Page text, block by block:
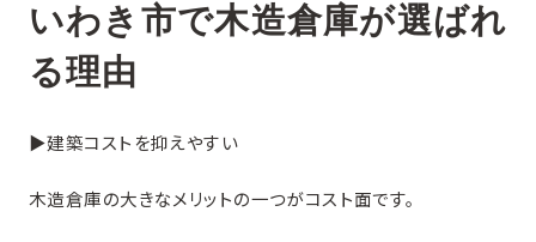
いわき市で木造倉庫が選ばれ
る理由
▶︎建築コストを抑えやすい
木造倉庫の大きなメリットの一つがコスト面です。